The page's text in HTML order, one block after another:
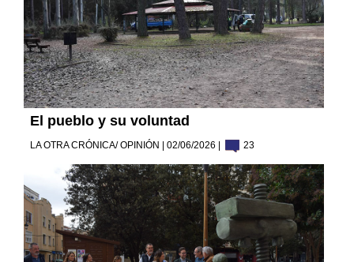
El pueblo y su voluntad
LA OTRA CRÓNICA/ OPINIÓN | 02/06/2026 | 23